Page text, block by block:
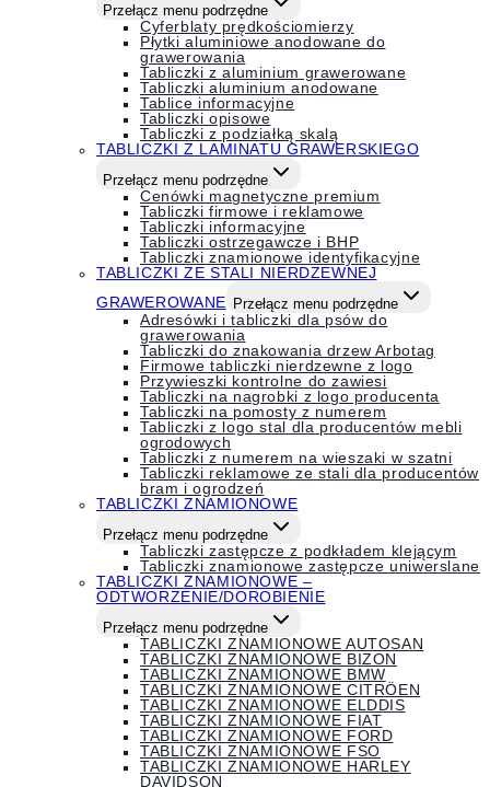
Przełącz menu podrzędne
Cyferblaty prędkościomierzy
Płytki aluminiowe anodowane do
grawerowania
Tabliczki z aluminium grawerowane
Tabliczki aluminium anodowane
Tablice informacyjne
Tabliczki opisowe
Tabliczki z podziałką skalą
TABLICZKI Z LAMINATU GRAWERSKIEGO
Przełącz menu podrzędne
Cenówki magnetyczne premium
Tabliczki firmowe i reklamowe
Tabliczki informacyjne
Tabliczki ostrzegawcze i BHP
Tabliczki znamionowe identyfikacyjne
TABLICZKI ZE STALI NIERDZEWNEJ
GRAWEROWANE Przełącz menu podrzędne
Adresówki i tabliczki dla psów do
grawerowania
Tabliczki do znakowania drzew Arbotag
Firmowe tabliczki nierdzewne z logo
Przywieszki kontrolne do zawiesi
Tabliczki na nagrobki z logo producenta
Tabliczki na pomosty z numerem
Tabliczki z logo stal dla producentów mebli
ogrodowych
Tabliczki z numerem na wieszaki w szatni
Tabliczki reklamowe ze stali dla producentów
bram i ogrodzeń
TABLICZKI ZNAMIONOWE
Przełącz menu podrzędne
Tabliczki zastępcze z podkładem klejącym
Tabliczki znamionowe zastępcze uniwerslane
TABLICZKI ZNAMIONOWE –
ODTWORZENIE/DOROBIENIE
Przełącz menu podrzędne
TABLICZKI ZNAMIONOWE AUTOSAN
TABLICZKI ZNAMIONOWE BIZON
TABLICZKI ZNAMIONOWE BMW
TABLICZKI ZNAMIONOWE CITRÖEN
TABLICZKI ZNAMIONOWE ELDDIS
TABLICZKI ZNAMIONOWE FIAT
TABLICZKI ZNAMIONOWE FORD
TABLICZKI ZNAMIONOWE FSO
TABLICZKI ZNAMIONOWE HARLEY
DAVIDSON